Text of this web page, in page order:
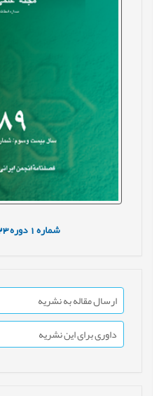
شماره1 دوره23
ارسال مقاله به نشریه
داوری برای این نشریه